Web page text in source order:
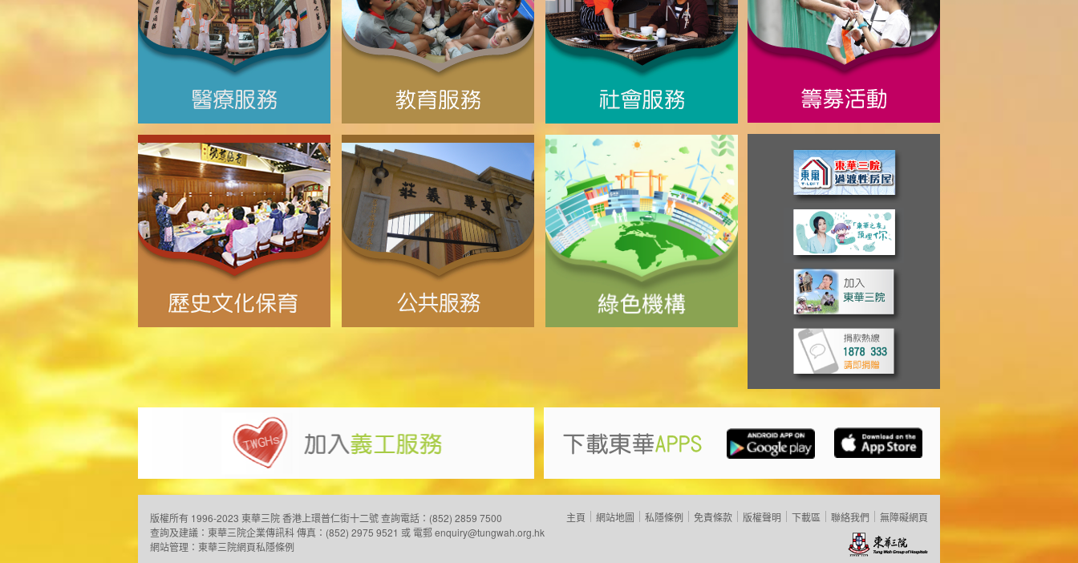
版權所有 1996-2023 東華三院香港上環普仁街十二號查詢電話：(852) 2859 7500
查詢及建議： 東華三院企業傳訊科傳真：(852) 2975 9521 或 電郵enquiry@tungwah.org.hk
網站管理： 東華三院網頁私隱條例
主頁 網站地圖 私隱條例 免責條款 版權聲明 下載區 聯絡我們 無障礙網頁